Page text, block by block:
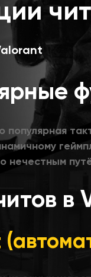
популярная
нечестным
в